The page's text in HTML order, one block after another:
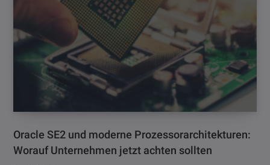
Oracle SE2 und moderne Prozessorarchitekturen:
Worauf Unternehmen jetzt achten sollten